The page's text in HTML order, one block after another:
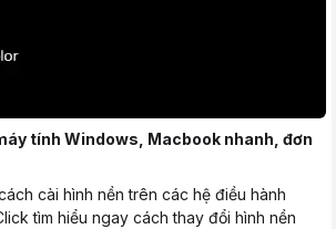
tính Windows, Macbook nhanh, đơn
cài hình nền trên các hệ điều hành
tìm hiểu ngay cách thay đổi hình nền